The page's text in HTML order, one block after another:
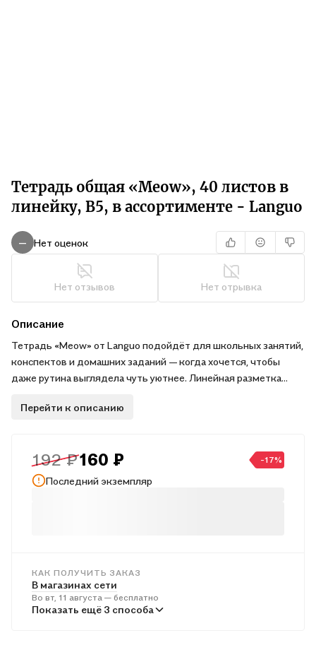
Тетрадь общая «Meow», 40 листов в
линейку, В5, в ассортименте - Languo
— Нет оценок
Нет отзывов Нет отрывка
Описание
Тетрадь «Meow» от Languo подойдёт для школьных занятий,
конспектов и домашних заданий — когда хочется, чтобы
даже рутина выглядела чуть уютнее. Линейная разметка
портфеля и рабочего стола. Картонная обложка защищает
выборочный лак добавляет выразительный акцент. Сшивка
надёжно держит блок и комфортна в ежедневном
использовании.
Перейти к описанию
192 ₽160 ₽ -17%
Последний экземпляр
КАК ПОЛУЧИТЬ ЗАКАЗ
В магазинах сети
Во вт, 11 августа — бесплатно
В пунктах выдачи
Показать ещё 3 способа